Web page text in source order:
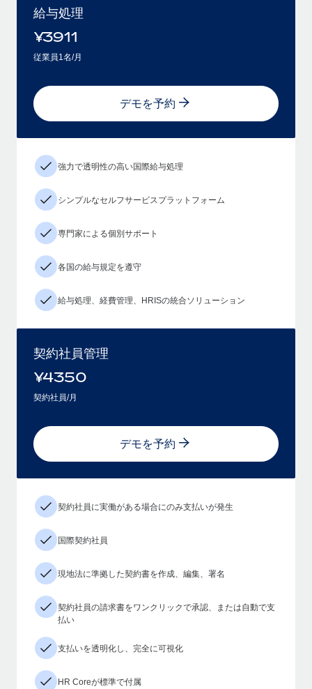
給与処理
¥3911
従業員1名/月
デモを予約
強力で透明性の高い国際給与処理
シンプルなセルフサービスプラットフォーム
専門家による個別サポート
各国の給与規定を遵守
給与処理、経費管理、HRISの統合ソリューション
契約社員管理
¥4350
契約社員/月
デモを予約
契約社員に実働がある場合にのみ支払いが発生
国際契約社員
現地法に準拠した契約書を作成、編集、署名
契約社員の請求書をワンクリックで承認、または自動で支
払い
支払いを透明化し、完全に可視化
HR Coreが標準で付属